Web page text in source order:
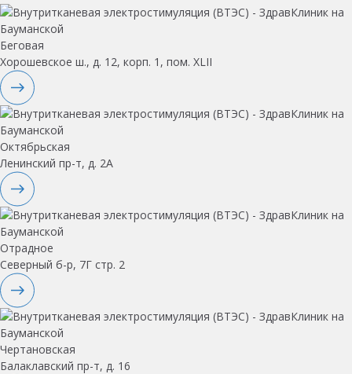
Беговая
Хорошевское ш., д. 12, корп. 1, пом. XLII
Октябрьская
Ленинский пр-т, д. 2А
Отрадное
Северный б-р, 7Г стр. 2
Чертановская
Балаклавский пр-т, д. 16